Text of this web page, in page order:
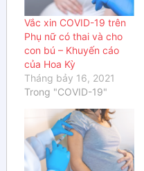
Vắc xin COVID-19 trên
Phụ nữ có thai và cho
con bú – Khuyến cáo
của Hoa Kỳ
Tháng bảy 16, 2021
Trong "COVID-19"